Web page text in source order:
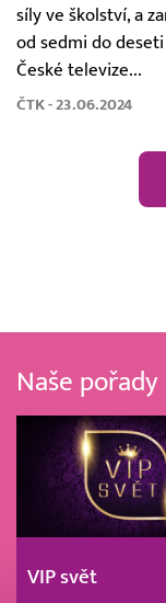
síly ve školství, a
od sedmi do
České televize...
ČTK - 23.06.2024
Naše pořady
VIP svět